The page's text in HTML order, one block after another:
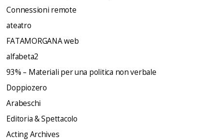
Connessioni remote
ateatro
FATAMORGANA web
alfabeta2
93% – Materiali per una politica non verbale
Doppiozero
Arabeschi
Editoria & Spettacolo
Acting Archives